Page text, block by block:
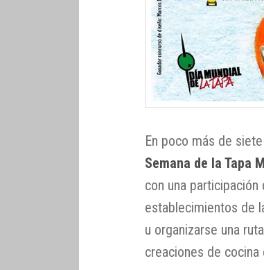
En poco más de
Semana de la Tapa
con una
establecimientos de
u organizarse una
creaciones de